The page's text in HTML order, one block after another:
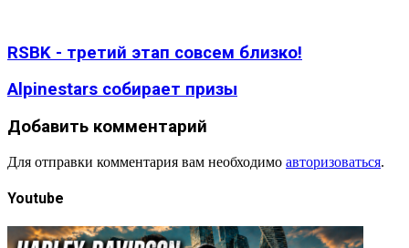
RSBK - третий этап совсем близко!
Alpinestars собирает призы
Добавить комментарий
Для отправки комментария вам необходимо авторизоваться.
Youtube